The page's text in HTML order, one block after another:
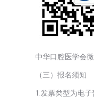
中华口腔医学会
（三）报名须知
1.发票类型为电